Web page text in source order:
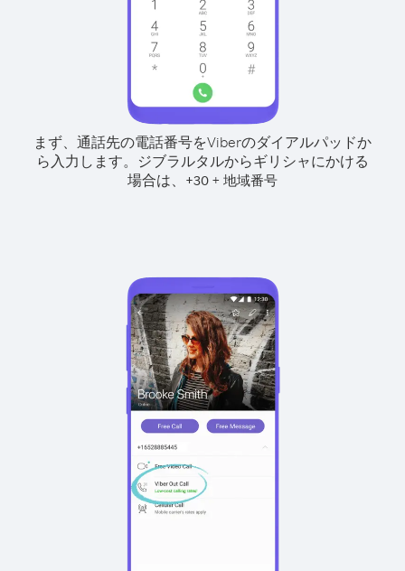
まず、通話先の電話番号をViberのダイアルパッドか
ら入力します。 ジブラルタルからギリシャにかける
場合は、 +30 + 地域番号